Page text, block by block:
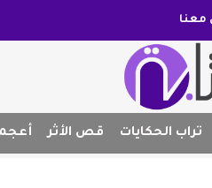
معنا
تراب الحكايات قص الأثر